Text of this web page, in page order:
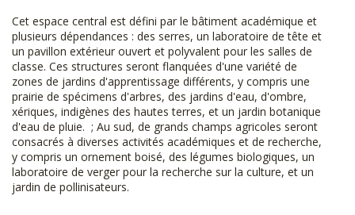
Cet espace central est défini par le bâtiment académique et
plusieurs dépendances : des serres, un laboratoire de tête et
un pavillon extérieur ouvert et polyvalent pour les salles de
classe. Ces structures seront flanquées d'une variété de
zones de jardins d'apprentissage différents, y compris une
prairie de spécimens d'arbres, des jardins d'eau, d'ombre,
xériques, indigènes des hautes terres, et un jardin botanique
d'eau de pluie. ; Au sud, de grands champs agricoles seront
consacrés à diverses activités académiques et de recherche,
y compris un ornement boisé, des légumes biologiques, un
laboratoire de verger pour la recherche sur la culture, et un
jardin de pollinisateurs.